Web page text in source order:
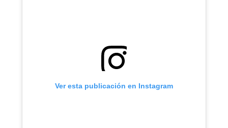
Ver esta publicación en Instagram